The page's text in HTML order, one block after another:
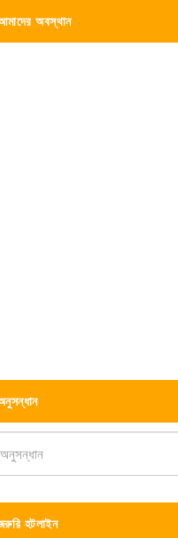
অবস্থান
হটলাইন